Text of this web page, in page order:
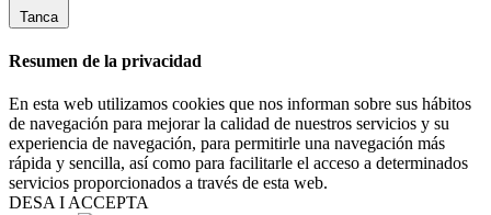
Tanca
Resumen de la privacidad
En esta web utilizamos cookies que nos informan sobre sus hábitos
de navegación para mejorar la calidad de nuestros servicios y su
experiencia de navegación, para permitirle una navegación más
rápida y sencilla, así como para facilitarle el acceso a determinados
servicios proporcionados a través de esta web.
DESA I ACCEPTA